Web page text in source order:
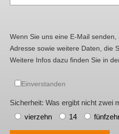
Wenn Sie uns eine E-Mail
Adresse sowie weitere Daten, die
Weitere Infos dazu finden Sie in
Einverstanden
Sicherheit: Was ergibt nicht zwei
vierzehn
14